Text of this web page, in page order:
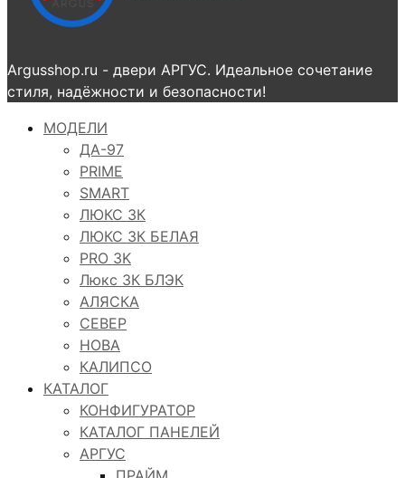
Argusshop.ru - двери АРГУС. Идеальное сочетание
стиля, надёжности и безопасности!
МОДЕЛИ
ДА-97
PRIME
SMART
ЛЮКС 3К
ЛЮКС 3К БЕЛАЯ
PRO 3K
Люкс 3К БЛЭК
АЛЯСКА
СЕВЕР
НОВА
КАЛИПСО
КАТАЛОГ
КОНФИГУРАТОР
КАТАЛОГ ПАНЕЛЕЙ
АРГУС